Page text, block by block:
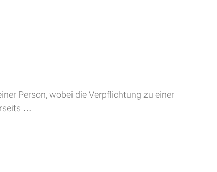
Person, wobei die Verpflichtung zu einer
…